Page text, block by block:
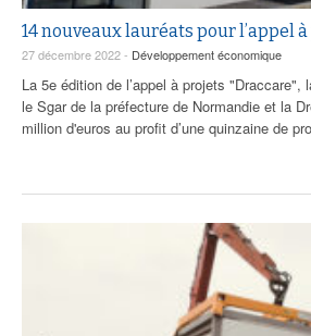
14 nouveaux lauréats pour l’appel
27 décembre 2022 - Développement économique
La 5e édition de l’appel à projets "Draccare",
le Sgar de la préfecture de Normandie et la
million d'euros au profit d’une quinzaine de